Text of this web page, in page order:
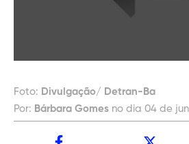
Foto: Divulgação/ Detran-Ba
Por: Bárbara Gomes no dia 04 de